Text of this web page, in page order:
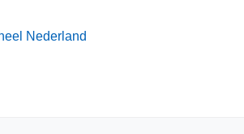
Nederland